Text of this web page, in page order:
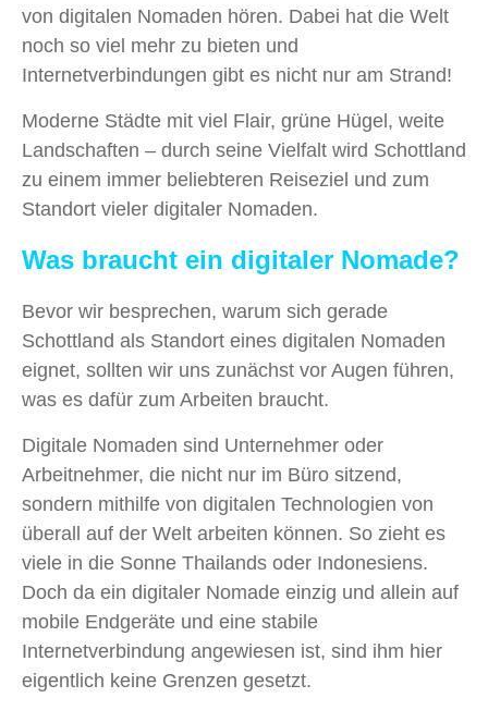
von digitalen Nomaden hören. Dabei hat die Welt
noch so viel mehr zu bieten und
Internetverbindungen gibt es nicht nur am Strand!
Moderne Städte mit viel Flair, grüne Hügel, weite
Landschaften – durch seine Vielfalt wird Schottland
zu einem immer beliebteren Reiseziel und zum
Standort vieler digitaler Nomaden.
Was braucht ein digitaler Nomade?
Bevor wir besprechen, warum sich gerade
Schottland als Standort eines digitalen Nomaden
eignet, sollten wir uns zunächst vor Augen führen,
was es dafür zum Arbeiten braucht.
Digitale Nomaden sind Unternehmer oder
Arbeitnehmer, die nicht nur im Büro sitzend,
sondern mithilfe von digitalen Technologien von
überall auf der Welt arbeiten können. So zieht es
viele in die Sonne Thailands oder Indonesiens.
Doch da ein digitaler Nomade einzig und allein auf
mobile Endgeräte und eine stabile
Internetverbindung angewiesen ist, sind ihm hier
eigentlich keine Grenzen gesetzt.